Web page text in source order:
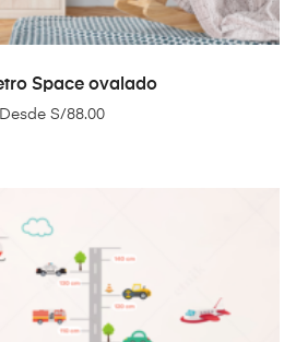
OPTIONS
Space ovalado
Desde S/88.00